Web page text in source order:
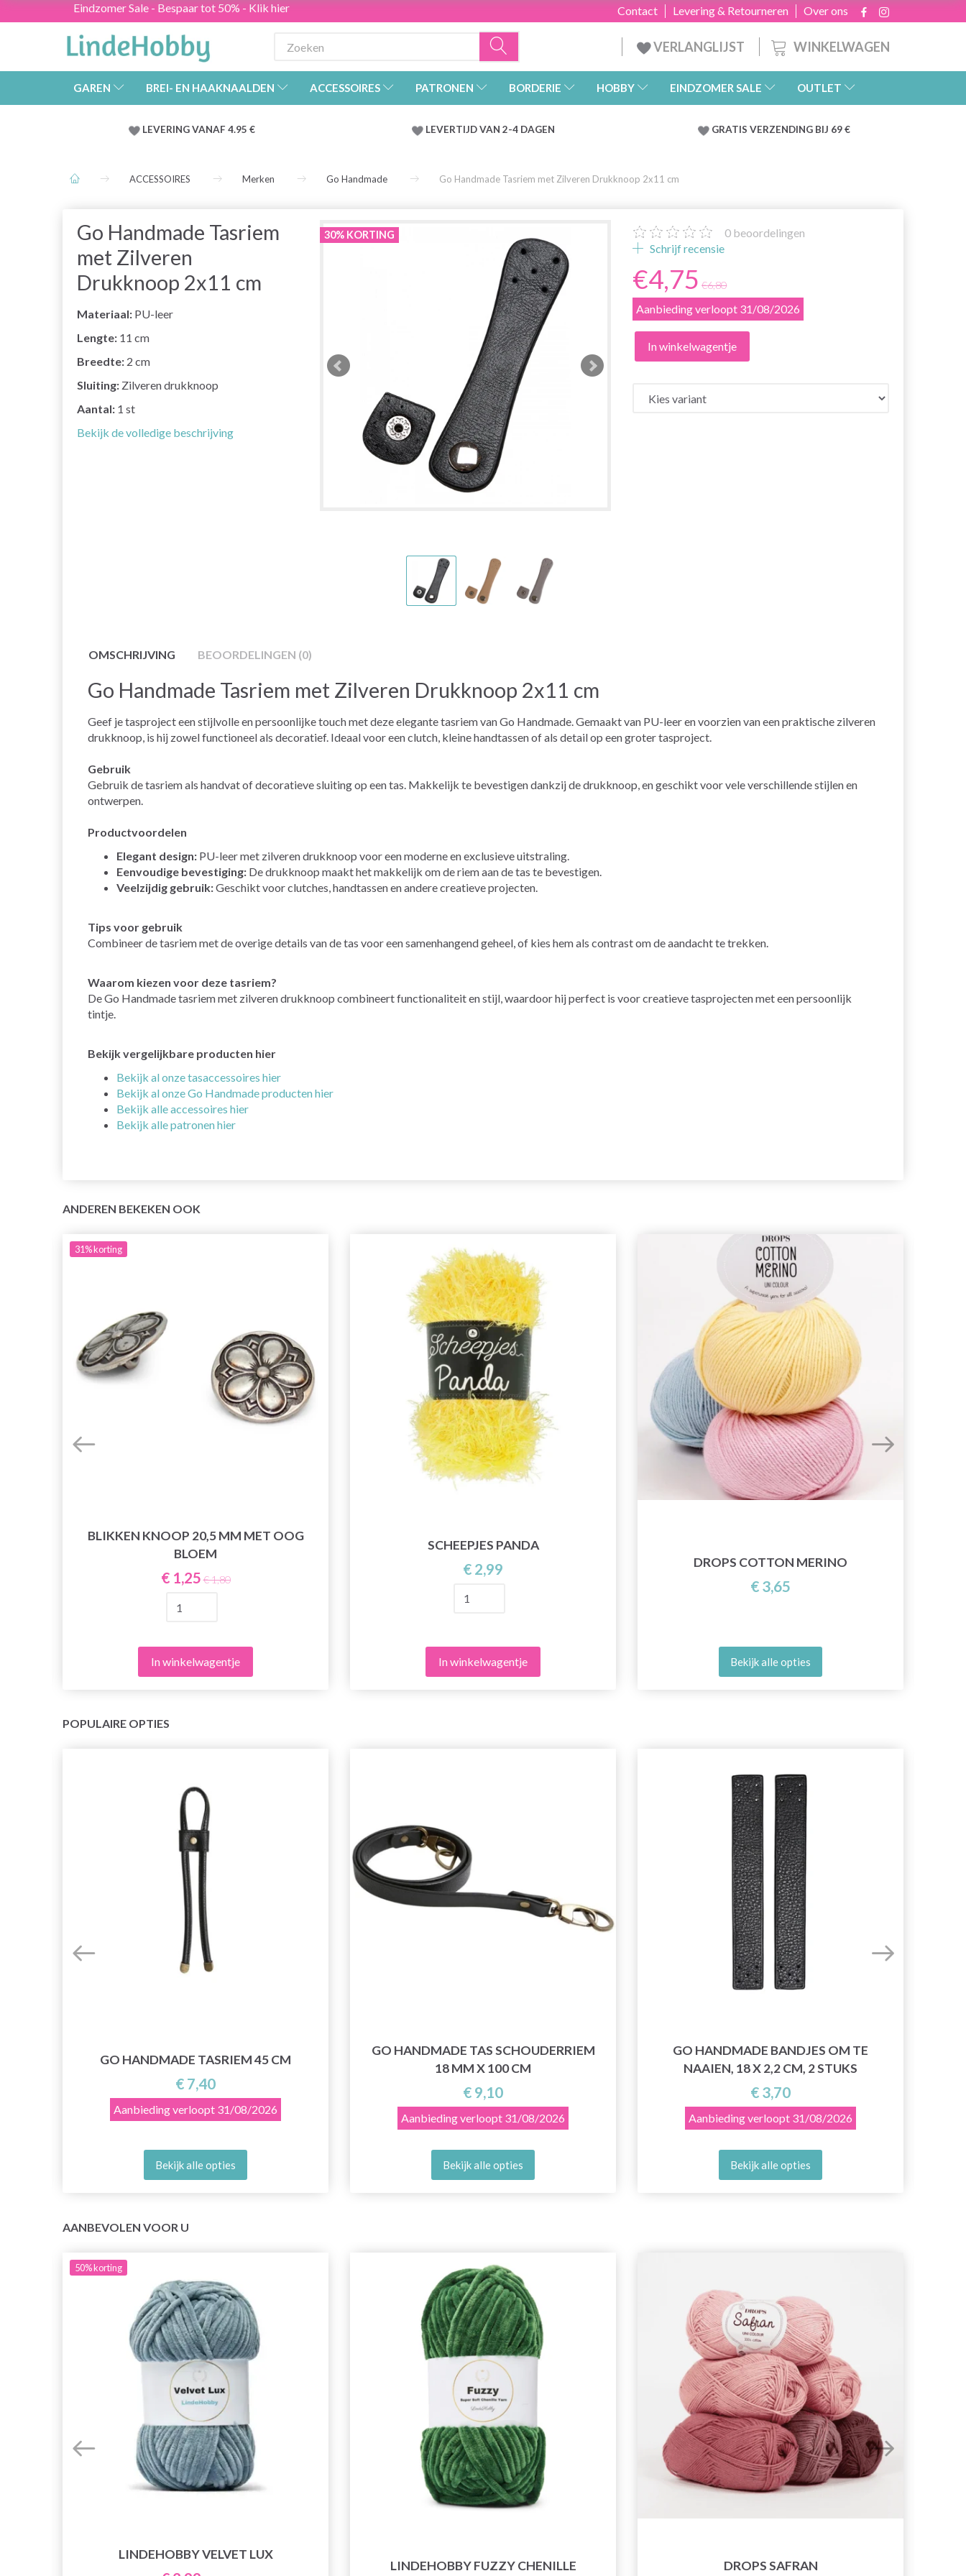
Eindzomer Sale - Bespaar tot 50% - Klik hier Over ons
Levering & Retourneren
Contact
WINKELWAGEN
VERLANGLIJST
GAREN BREI- EN HAAKNAALDEN ACCESSOIRES PATRONEN BORDERIE HOBBY EINDZOMER SALE OUTLET
LEVERING VANAF 4.95 € LEVERTIJD VAN 2-4 DAGEN GRATIS VERZENDING BIJ 69 €
ACCESSOIRES Merken Go Handmade Go Handmade Tasriem met Zilveren Drukknoop 2x11 cm
Go Handmade Tasriem
met Zilveren
Drukknoop 2x11 cm
Materiaal: PU-leer
Lengte: 11 cm
Breedte: 2 cm
Sluiting: Zilveren drukknoop
Aantal: 1 st
Bekijk de volledige beschrijving
30% KORTING 0 beoordelingen
Schrijf recensie
€4,75 €6,80
Aanbieding verloopt 31/08/2026
In winkelwagentje
OMSCHRIJVING BEOORDELINGEN (0)
Go Handmade Tasriem met Zilveren Drukknoop 2x11 cm
Geef je tasproject een stijlvolle en persoonlijke touch met deze elegante tasriem van Go Handmade. Gemaakt van PU-leer en voorzien van een praktische zilveren
drukknoop, is hij zowel functioneel als decoratief. Ideaal voor een clutch, kleine handtassen of als detail op een groter tasproject.
Gebruik
Gebruik de tasriem als handvat of decoratieve sluiting op een tas. Makkelijk te bevestigen dankzij de drukknoop, en geschikt voor vele verschillende stijlen en
ontwerpen.
Productvoordelen
Elegant design: PU-leer met zilveren drukknoop voor een moderne en exclusieve uitstraling.
Eenvoudige bevestiging: De drukknoop maakt het makkelijk om de riem aan de tas te bevestigen.
Veelzijdig gebruik:Geschikt voor clutches, handtassen en andere creatieve projecten.
Tips voor gebruik
Combineer de tasriem met de overige details van de tas voor een samenhangend geheel, of kies hem als contrast om de aandacht te trekken.
Waarom kiezen voor deze tasriem?
De Go Handmade tasriem met zilveren drukknoop combineert functionaliteit en stijl, waardoor hij perfect is voor creatieve tasprojecten met een persoonlijk
tintje.
Bekijk vergelijkbare producten hier
Bekijk al onze tasaccessoires hier
Bekijk al onze Go Handmade producten hier
Bekijk alle accessoires hier
Bekijk alle patronen hier
ANDEREN BEKEKEN OOK
31%korting
BLIKKEN KNOOP 20,5 MM MET OOG
BLOEM
€ 1,25 € 1,80
In winkelwagentje
SCHEEPJES PANDA
€ 2,99
In winkelwagentje
DROPS COTTON MERINO
€ 3,65
Bekijk alle opties
POPULAIRE OPTIES
GO HANDMADE TASRIEM 45 CM
€ 7,40
Aanbieding verloopt 31/08/2026
Bekijk alle opties
GO HANDMADE TAS SCHOUDERRIEM
18 MM X 100 CM
€ 9,10
Aanbieding verloopt 31/08/2026
Bekijk alle opties
GO HANDMADE BANDJES OM TE
NAAIEN, 18 X 2,2 CM, 2 STUKS
€ 3,70
Aanbieding verloopt 31/08/2026
Bekijk alle opties
AANBEVOLEN VOOR U
50%korting
LINDEHOBBY VELVET LUX
LINDEHOBBY FUZZY CHENILLE DROPS SAFRAN